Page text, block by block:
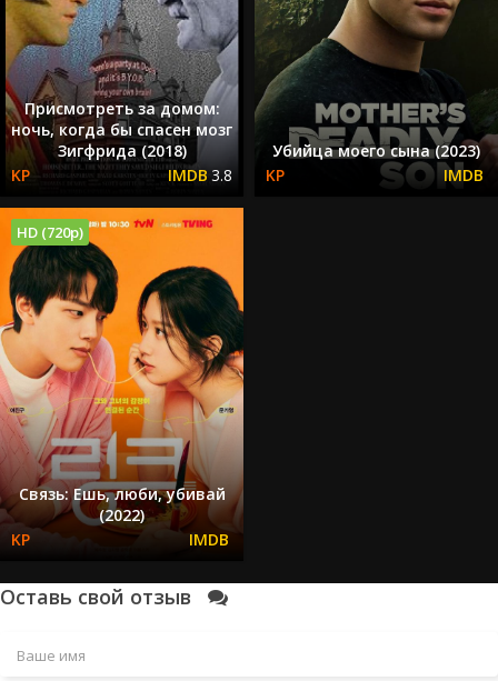
Присмотреть за домом:
ночь, когда бы спасен мозг
Зигфрида (2018)
3.8
Убийца моего сына (2023)
HD (720p)
Связь: Ешь, люби, убивай
(2022)
Оставь свой отзыв